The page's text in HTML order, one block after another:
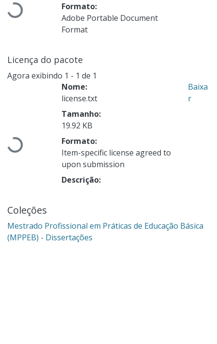
Carregando...
Formato:
Adobe Portable Document
Format
Licença do pacote
Agora exibindo 1 - 1 de 1
Carregando...
Nome:
license.txt
Tamanho:
19.92 KB
Formato:
Item-specific license agreed to
upon submission
Descrição:
Baixa
r
Coleções
Mestrado Profissional em Práticas de Educação Básica
(MPPEB) - Dissertações